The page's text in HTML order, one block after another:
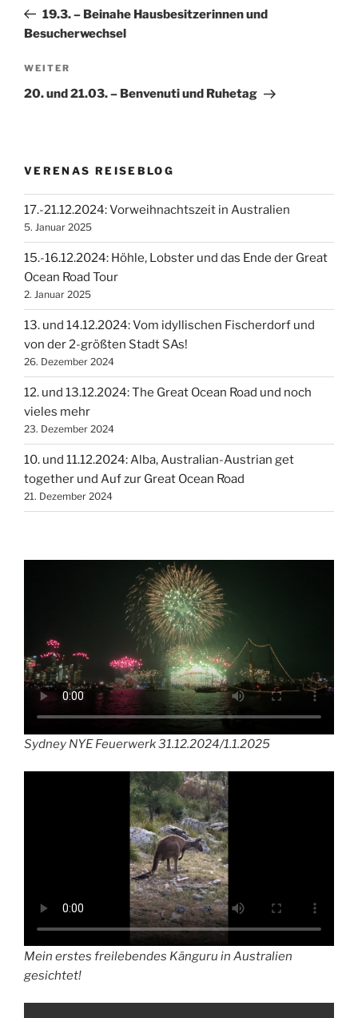
Beitrag
19.3. – Beinahe Hausbesitzerinnen und
Besucherwechsel
Nächster
Beitrag
WEITER
20. und 21.03. – Benvenuti und Ruhetag
VERENAS REISEBLOG
17.-21.12.2024: Vorweihnachtszeit in Australien
5. Januar 2025
15.-16.12.2024: Höhle, Lobster und das Ende der Great
Ocean Road Tour
2. Januar 2025
13. und 14.12.2024: Vom idyllischen Fischerdorf und
von der 2-größten Stadt SAs!
26. Dezember 2024
12. und 13.12.2024: The Great Ocean Road und noch
vieles mehr
23. Dezember 2024
10. und 11.12.2024: Alba, Australian-Austrian get
together und Auf zur Great Ocean Road
21. Dezember 2024
Sydney NYE Feuerwerk 31.12.2024/1.1.2025
Mein erstes freilebendes Känguru in Australien
gesichtet!